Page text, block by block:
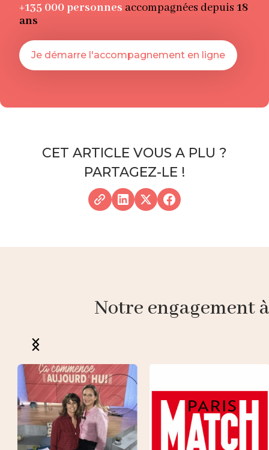
+135 000 personnes accompagnées depuis 18
ans
Je démarre l'accompagnement en ligne
CET ARTICLE VOUS A PLU ?
PARTAGEZ-LE !
Notre engagement